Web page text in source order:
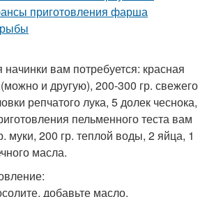
вам потребуется: красная
и другую), 200-300 гр. свежего
репчатого лука, 5 долек чеснока,
пельменного теста вам
муки, 200 гр. теплой воды, 2 яйца, 1
масла.
добавьте масло.